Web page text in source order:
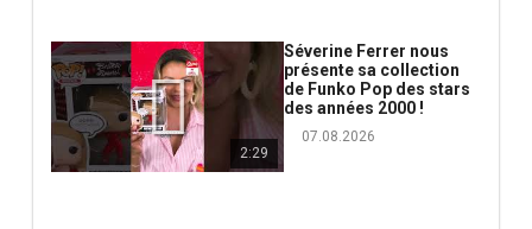
2:29
Séverine Ferrer nous
présente sa collection
de Funko Pop des stars
des années 2000 !
07.08.2026